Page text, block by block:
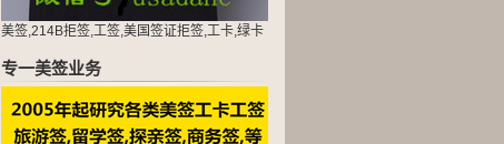
美签,214B拒签,工签,美国签证拒签,工卡,绿卡
专一美签业务